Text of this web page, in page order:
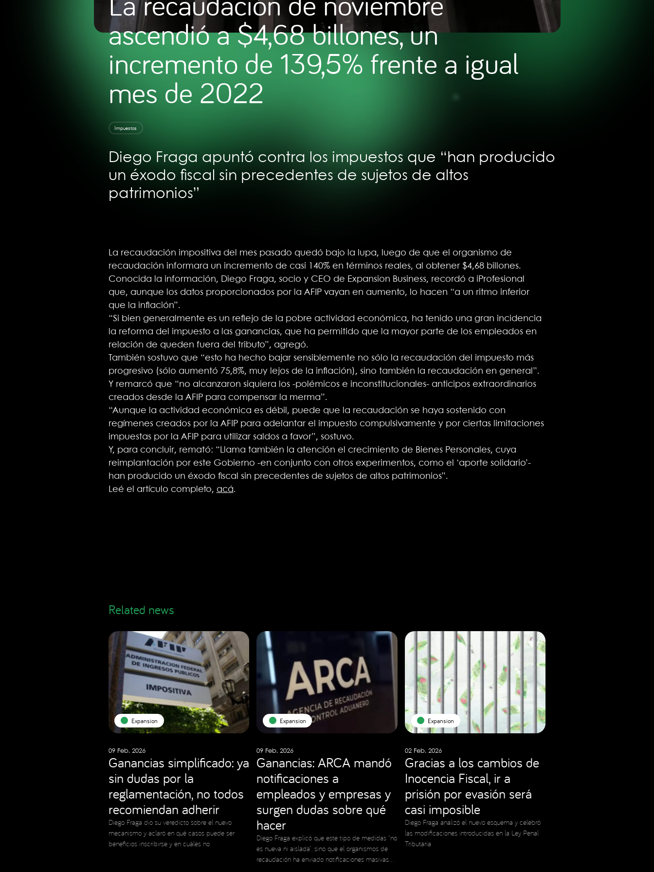
ascendió a $4,68 billones, un
incremento de 139,5% frente a igual
mes de 2022
Impuestos
Diego Fraga apuntó contra los impuestos que “han producido
un éxodo fiscal sin precedentes de sujetos de altos
patrimonios”
La recaudación impositiva del mes pasado quedó bajo la lupa, luego de que el organismo de
recaudación informara un incremento de casi 140% en términos reales, al obtener $4,68 billones.
Conocida la información, Diego Fraga, socio y CEO de Expansion Business, recordó a iProfesional
que, aunque los datos proporcionados por la AFIP vayan en aumento, lo hacen “a un ritmo inferior
que la inflación”.
“Si bien generalmente es un reflejo de la pobre actividad económica, ha tenido una gran incidencia
la reforma del impuesto a las ganancias, que ha permitido que la mayor parte de los empleados en
relación de queden fuera del tributo”, agregó.
También sostuvo que “esto ha hecho bajar sensiblemente no sólo la recaudación del impuesto más
progresivo (sólo aumentó 75,8%, muy lejos de la inflación), sino también la recaudación en general”.
Y remarcó que “no alcanzaron siquiera los -polémicos e inconstitucionales- anticipos extraordinarios
creados desde la AFIP para compensar la merma”.
“Aunque la actividad económica es débil, puede que la recaudación se haya sostenido con
regímenes creados por la AFIP para adelantar el impuesto compulsivamente y por ciertas limitaciones
impuestas por la AFIP para utilizar saldos a favor”, sostuvo.
Y, para concluir, remató: “Llama también la atención el crecimiento de Bienes Personales, cuya
reimplantación por este Gobierno -en conjunto con otros experimentos, como el ‘aporte solidario’-
han producido un éxodo fiscal sin precedentes de sujetos de altos patrimonios”.
Leé el artículo completo, acá.
Related news
Expansion
09 Feb. 2026
Ganancias simplificado: ya
sin dudas por la
reglamentación, no todos
recomiendan adherir
Diego Fraga dio su veredicto sobre el nuevo
mecanismo y aclaró en qué casos puede ser
beneficios inscribirse y en cuáles no
Expansion
09 Feb. 2026
Ganancias: ARCA mandó
notificaciones a
empleados y empresas y
surgen dudas sobre qué
hacer
Diego Fraga explicó que este tipo de medidas “no
es nueva ni aislada”, sino que el organismos de
recaudación ha enviado notificaciones masivas
Expansion
02 Feb. 2026
Gracias a los cambios de
Inocencia Fiscal, ir a
prisión por evasión será
casi imposible
Diego Fraga analizó el nuevo esquema y celebró
las modificaciones introducidas en la Ley Penal
Tributaria